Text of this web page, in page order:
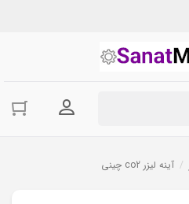
ورود به
/ آینه لیزر co2 چینی